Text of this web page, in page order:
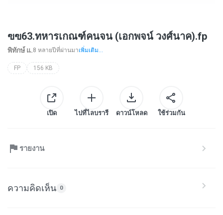
ฃฃ63.ทหารเกณฑ์คนจน (เอกพจน์ วงศ์นาค).fp
พิทักษ์ื แ.8 หลายปีที่ผ่านมาเพิ่มเติม...
FP 156 KB
เปิด ไปที่ไลบรารี ดาวน์โหลด ใช้ร่วมกัน
รายงาน
ความคิดเห็น 0